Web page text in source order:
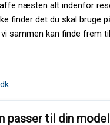
næsten alt indenfor
finder det du skal bruge
sammen kan finde frem